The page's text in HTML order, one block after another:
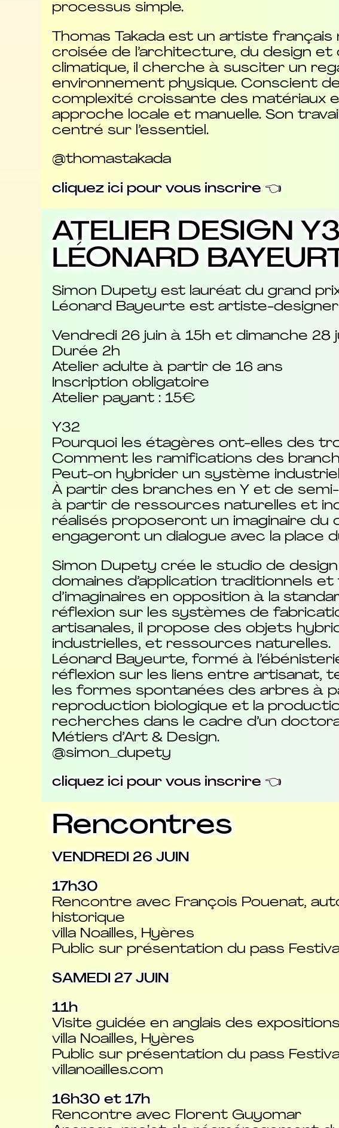
processus simple.
Thomas Takada est un artiste
croisée de l’architecture, du design et
climatique, il cherche à susciter un
environnement physique. Conscient
complexité croissante des matériaux
approche locale et manuelle. Son
centré sur l’essentiel.
@thomastakada
cliquez ici pour vous inscrire 👈
ATELIER DESIGN
LÉONARD
Simon Dupety est lauréat du grand
Léonard Bayeurte est artiste-designer
Vendredi 26 juin à 15h et dimanche 28
Durée 2h
Atelier adulte à partir de 16 ans
Inscription obligatoire
Atelier payant : 15€
Y32
Pourquoi les étagères ont-elles des
Comment les ramifications des
Peut-on hybrider un système
À partir des branches en Y et de
à partir de ressources naturelles et
réalisés proposeront un imaginaire
engageront un dialogue avec la place
Simon Dupety crée le studio de
domaines d’application traditionnels
d’imaginaires en opposition à la
réflexion sur les systèmes de
artisanales, il propose des objets
industrielles, et ressources naturelles.
Léonard Bayeurte, formé à
réflexion sur les liens entre artisanat,
les formes spontanées des arbres à
reproduction biologique et la
recherches dans le cadre d’un
Métiers d’Art & Design.
@simon_dupety
cliquez ici pour vous inscrire 👈
Rencontres
VENDREDI 26 JUIN
17h30
Rencontre avec François Pouenat,
historique
villa Noailles, Hyères
Public sur présentation du pass
SAMEDI 27 JUIN
11h
Visite guidée en anglais des
villa Noailles, Hyères
Public sur présentation du pass
villanoailles.com
16h30 et 17h
Rencontre avec Florent Guyomar